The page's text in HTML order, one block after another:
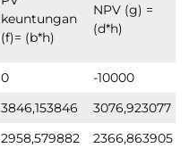
keuntungan
(f)= (b*h)
NPV (g) =
(d*h)
0 -10000
3846,153846 3076,923077
2958,579882 2366,863905